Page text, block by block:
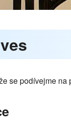
se podívejme